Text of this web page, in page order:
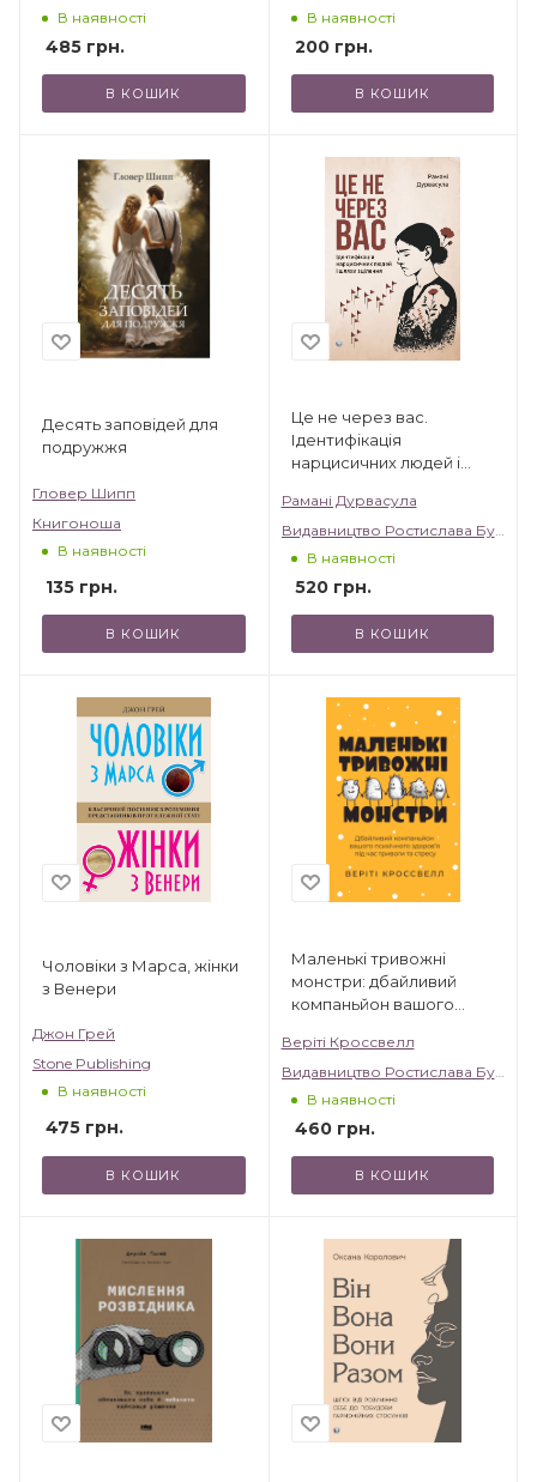
В наявності
485 грн.
В КОШИК
В наявності
200грн.
В КОШИК
Десять заповідей для
подружжя
Гловер Шипп
Книгоноша
В наявності
135 грн.
В КОШИК
Це не через вас.
Ідентифікація
нарцисичних людей і
Рамані Дурвасула
Видавництво Ростислава Бурлаки
В наявності
520грн.
В КОШИК
Чоловіки з Марса, жінки
з Венери
Джон Грей
Stone Publishing
В наявності
475 грн.
В КОШИК
Маленькі тривожні
монстри: дбайливий
компаньйон вашого
час тривоги та стресу
Веріті Кроссвелл
Видавництво Ростислава Бурлаки
В наявності
460грн.
В КОШИК